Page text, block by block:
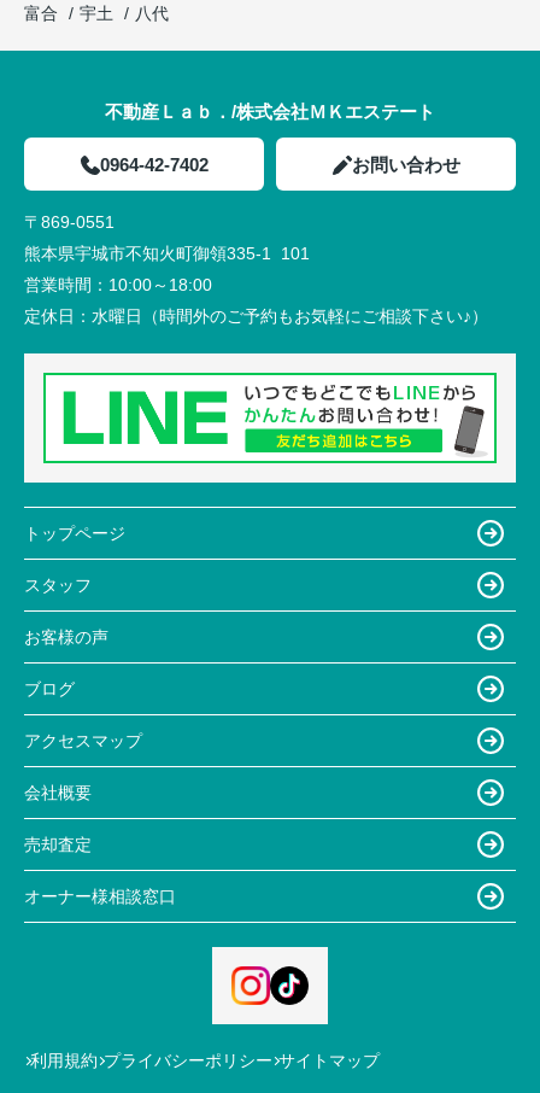
富合
宇土 八代
不動産Ｌａｂ．/株式会社ＭＫエステート
0964-42-7402 お問い合わせ
〒869-0551
熊本県宇城市不知火町御領335-1 101
営業時間： 10:00～18:00
定休日： 水曜日（時間外のご予約もお気軽にご相談下さい♪）
トップページ
スタッフ
お客様の声
ブログ
アクセスマップ
会社概要
売却査定
オーナー様相談窓口
利用規約 プライバシーポリシー サイトマップ